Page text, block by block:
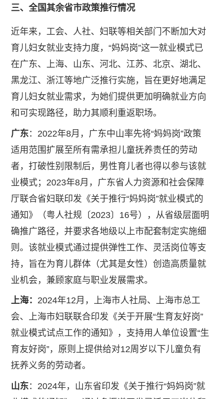
三、全国其余省市政策推行情况
​近年来，工会、人社、妇联等相关部门不断加大对
育儿妇女就业支持力度，“妈妈岗”这一就业模式已
在广东、上海、山东、河北、江苏、北京、湖北、
黑龙江、浙江等地广泛推行实施，旨在更好地满足
育儿妇女就业需求，为她们提供更加明确就业方向
和可实现路径，助力其顺利重返职场。
广东：2022年8月，广东中山率先将“妈妈岗”政策
适用范围扩展至所有需承担儿童抚养责任的劳动
者，打破性别限制后，男性育儿者也得以参与该就
业模式；2023年8月，广东省人力资源和社会保障
厅联合省妇联印发《关于推行“妈妈岗”就业模式的
通知》（粤人社规〔2023〕16号），从省级层面明
确推广路径，并要求各地级以上市配套制定实施细
则。该就业模式通过提供弹性工作、灵活岗位等支
持，旨在为育儿群体（尤其是女性）创造高质量就
业机会，兼顾家庭与职业发展需求。
上海： 2024年12月，上海市人社局、上海市总工
会、上海市妇联联合印发《关于开展“生育友好岗”
就业模式试点工作的通知》，支持用人单位设置“生
育友好岗”，原则上提供给对12周岁以下儿童负有
抚养义务的劳动者。
山东：2024年，山东省印发《关于推行“妈妈岗”就